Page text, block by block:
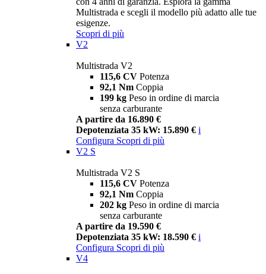
Multistrada e scegli il modello più adatto alle tue
esigenze.
Scopri di più
V2
Multistrada V2
115,6 CV Potenza
92,1 Nm Coppia
199 kg Peso in ordine di marcia
senza carburante
A partire da 16.890 €
Depotenziata 35 kW: 15.890 € i
Configura Scopri di più
V2 S
Multistrada V2 S
115,6 CV Potenza
92,1 Nm Coppia
202 kg Peso in ordine di marcia
senza carburante
A partire da 19.590 €
Depotenziata 35 kW: 18.590 € i
Configura Scopri di più
V4